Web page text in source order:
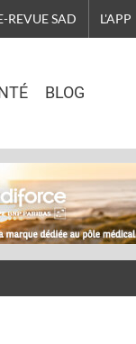
REVUE SAD L'APP
BLOG